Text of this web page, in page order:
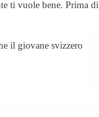
ti vuole bene. Prima di
il giovane svizzero